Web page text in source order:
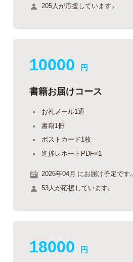
205人が応援しています。
10000 円
書籍お届けコース
お礼メール1通
書籍1冊
ポストカード1枚
進捗レポートPDF×1
2026年04月 にお届け予定です。
53人が応援しています。
18000 円